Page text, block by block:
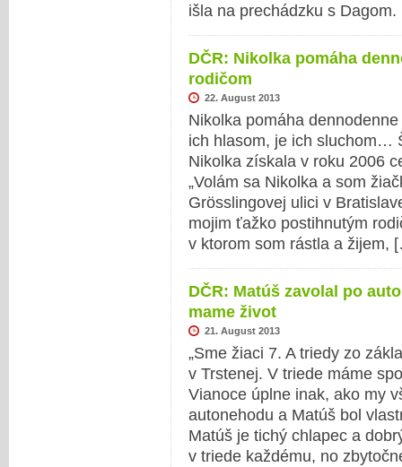
išla na prechádzku s
DČR: Nikolka pomáha
rodičom
22. August 2013
Nikolka pomáha
ich hlasom, je ich sluchom…
Nikolka získala v roku 2006
„Volám sa Nikolka a som
Grösslingovej ulici v
mojim ťažko postihnutým
v ktorom som rástla a
DČR: Matúš zavolal po
mame život
21. August 2013
„Sme žiaci 7. A triedy zo
v Trstenej. V triede máme
Vianoce úplne inak, ako my
autonehodu a Matúš bol
Matúš je tichý chlapec a
v triede každému, no